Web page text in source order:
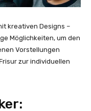
kreativen Designs –
Möglichkeiten, um den
Vorstellungen
zur individuellen